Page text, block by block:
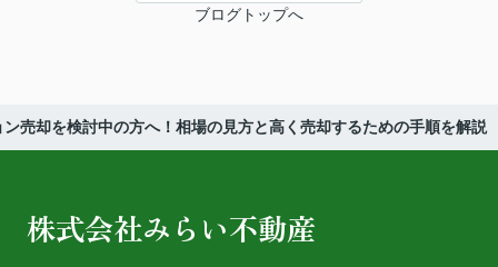
ブログトップへ
売却を検討中の方へ！相場の見方と高く売却するための手順を解説
株式会社みらい不動産